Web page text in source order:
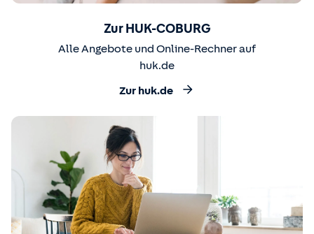
Zur HUK-COBURG
Alle Angebote und Online-Rechner auf
huk.de
Zur huk.de